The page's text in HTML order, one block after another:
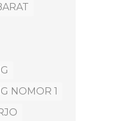
NOMOR 1